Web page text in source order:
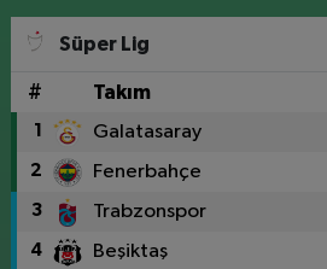
Süper Lig
# Takım
1 Galatasaray
2 Fenerbahçe
3 Trabzonspor
4 Beşiktaş